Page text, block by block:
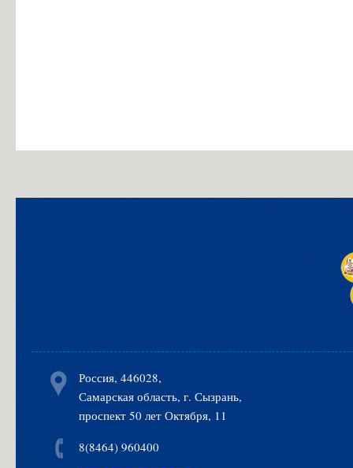
Россия, 446028,
Самарская область, г. Сызрань,
проспект 50 лет Октября, 11
8(8464) 960400